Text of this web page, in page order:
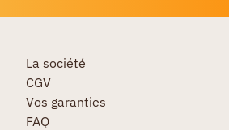
La société
CGV
Vos garanties
FAQ